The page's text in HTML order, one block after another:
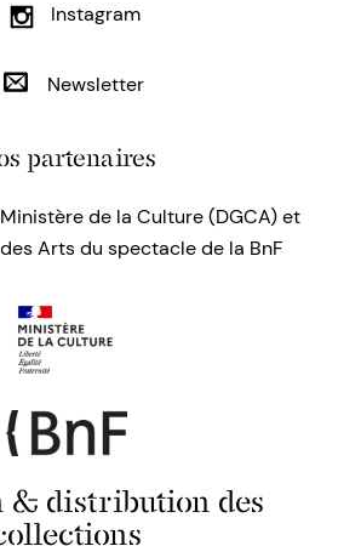
Instagram
Newsletter
partenaires
de la Culture (DGCA) et
Arts du spectacle de la BnF
distribution des